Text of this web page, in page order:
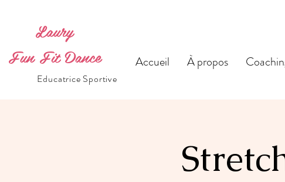
Educatrice Sportive
Accueil À propos
Laury
Fun Fit Dance